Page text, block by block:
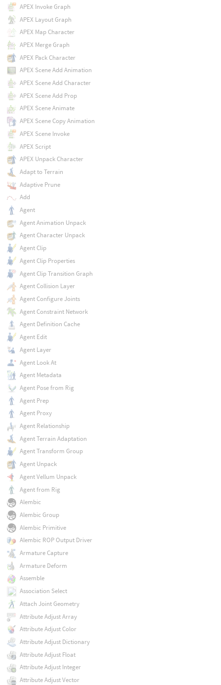
APEX Invoke Graph
APEX Layout Graph
APEX Map Character
APEX Merge Graph
APEX Pack Character
APEX Scene Add Animation
APEX Scene Add Character
APEX Scene Add Prop
APEX Scene Animate
APEX Scene Copy Animation
APEX Scene Invoke
APEX Script
APEX Unpack Character
Adapt to Terrain
Adaptive Prune
Add
Agent
Agent Animation Unpack
Agent Character Unpack
Agent Clip
Agent Clip Properties
Agent Clip Transition Graph
Agent Collision Layer
Agent Configure Joints
Agent Constraint Network
Agent Definition Cache
Agent Edit
Agent Layer
Agent Look At
Agent Metadata
Agent Pose from Rig
Agent Prep
Agent Proxy
Agent Relationship
Agent Terrain Adaptation
Agent Transform Group
Agent Unpack
Agent Vellum Unpack
Agent from Rig
Alembic
Alembic Group
Alembic Primitive
Alembic ROP Output Driver
Armature Capture
Armature Deform
Assemble
Association Select
Attach Joint Geometry
Attribute Adjust Array
Attribute Adjust Color
Attribute Adjust Dictionary
Attribute Adjust Float
Attribute Adjust Integer
Attribute Adjust Vector